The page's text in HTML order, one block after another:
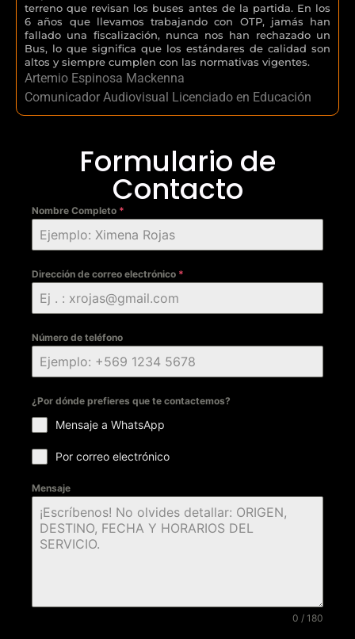
terreno que revisan los buses antes de la partida. En los
6 años que llevamos trabajando con OTP, jamás han
fallado una fiscalización, nunca nos han rechazado un
Bus, lo que significa que los estándares de calidad son
altos y siempre cumplen con las normativas vigentes.
Artemio Espinosa Mackenna
Comunicador Audiovisual Licenciado en Educación
Formulario de
Contacto
Nombre Completo *
Dirección de correo electrónico *
Número de teléfono
¿Por dónde prefieres que te contactemos?
Mensaje a WhatsApp
Por correo electrónico
Mensaje
0 / 180